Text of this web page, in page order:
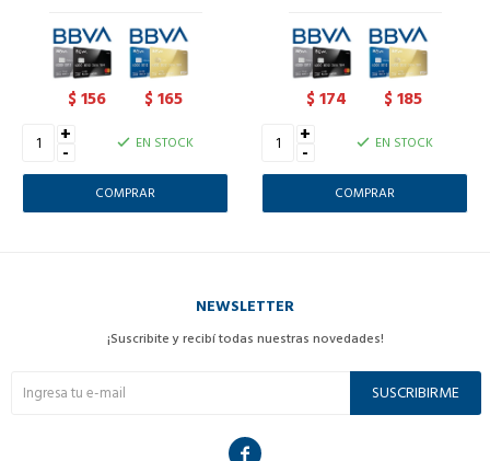
$156 $165
+
- EN STOCK
$174 $185
+
- EN STOCK
NEWSLETTER
¡Suscribite y recibí todas nuestras novedades!
SUSCRIBIRME
